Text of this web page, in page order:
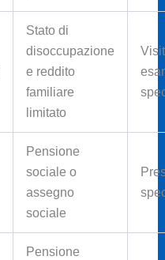
Stato di
disoccupazione
e reddito
familiare
limitato
Pensione
sociale o
assegno
sociale
Pensione